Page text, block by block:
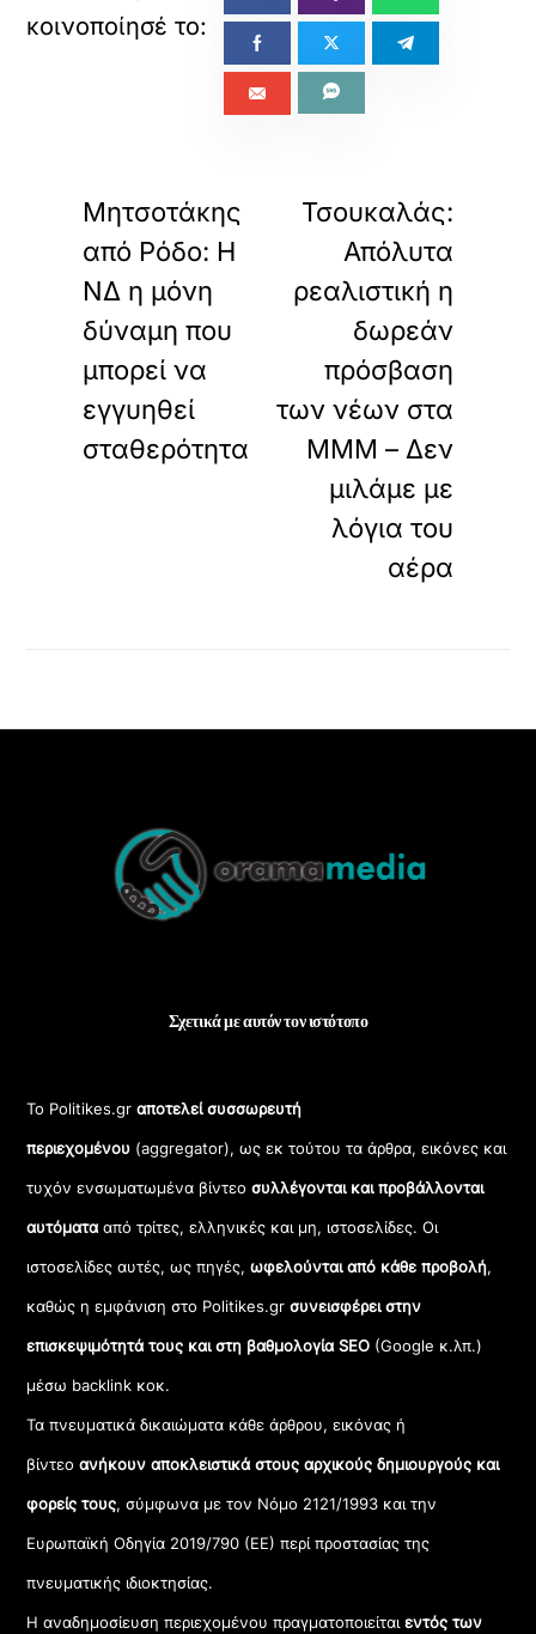
Μητσοτάκης
από Ρόδο: Η
ΝΔ η μόνη
δύναμη που
μπορεί να
εγγυηθεί
σταθερότητα
Τσουκαλάς:
Απόλυτα
ρεαλιστική η
δωρεάν
πρόσβαση
των νέων στα
ΜΜΜ – Δεν
μιλάμε με
λόγια του
αέρα
Top
Σχετικά με αυτόν τον ιστότοπο
Το Politikes.grαποτελεί συσσωρευτή
περιεχομένου (aggregator), ως εκ τούτου τα άρθρα, εικόνες και
τυχόν ενσωματωμένα βίντεοσυλλέγονται και προβάλλονται
αυτόματααπό τρίτες, ελληνικές και μη, ιστοσελίδες. Οι
ιστοσελίδες αυτές, ως πηγές,ωφελούνται από κάθε προβολή,
καθώς η εμφάνιση στο Politikes.gr συνεισφέρει στην
επισκεψιμότητά τους και στη βαθμολογία SEO (Google κ.λπ.)
μέσω backlink κοκ.
Τα πνευματικά δικαιώματα κάθε άρθρου, εικόνας ή
βίντεοανήκουν αποκλειστικά στους αρχικούς δημιουργούς και
φορείς τους, σύμφωνα με τον Νόμο 2121/1993 και την
Ευρωπαϊκή Οδηγία 2019/790 (ΕΕ) περί προστασίας της
πνευματικής ιδιοκτησίας.
Η αναδημοσίευση περιεχομένου πραγματοποιείταιεντός των